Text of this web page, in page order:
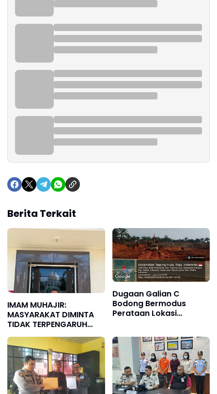
Berita Terkait
IMAM MUHAJIR:
MASYARAKAT DIMINTA
TIDAK TERPENGARUH
INFORMASI YANG BELUM
TERVERIFIKASI TERKAIT
KAPOLSEK BOLO
Dugaan Galian C
Bodong Bermodus
Perataan Lokasi
Lokasi